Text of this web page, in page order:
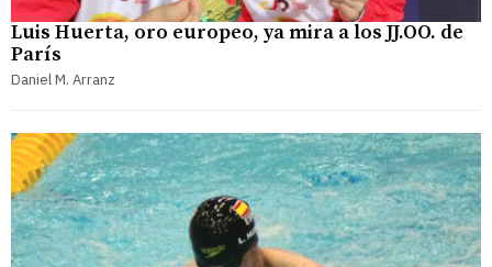
Luis Huerta, oro europeo, ya mira a los JJ.OO. de
París
Daniel M. Arranz